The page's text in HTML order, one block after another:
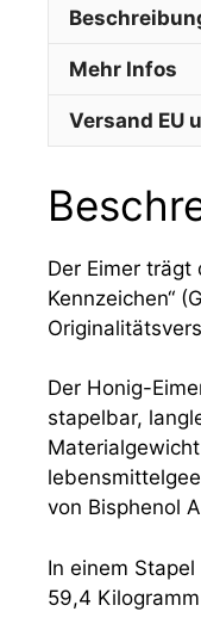
Mehr Infos
Versand EU
Der Eimer trägt
Kennzeichen“
Der Honig-
stapelbar,
von Bisphenol
In einem
59,4